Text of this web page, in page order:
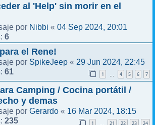
al 'Help' sin morir en el
por Nibbi « 04 Sep 2024, 20:01
6
el Rene!
por SpikeJeep « 29 Jun 2024, 22:45
61 1 … 4 5 6 7
Camping / Cocina portátil /
y demas
por Gerardo « 16 Mar 2024, 18:15
235 1 21 22 23 24